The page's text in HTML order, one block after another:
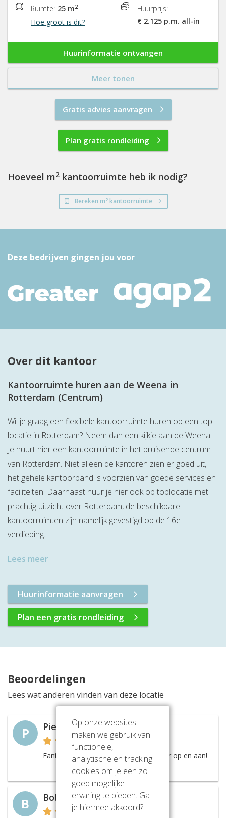
Ruimte: 25 m2
Hoe groot is dit?
Huurprijs:
€ 2.125 p.m. all-in
Huurinformatie ontvangen
Meer tonen
Gratis advies aanvragen
Plan gratis rondleiding
Hoeveel m2 kantoorruimte heb ik nodig?
Bereken m2kantoorruimte
Deze bedrijven gingen jou voor
Over dit kantoor
Kantoorruimte huren aan de Weena in
Rotterdam (Centrum)
Wil je graag een flexibele kantoorruimte huren op een top
locatie in Rotterdam? Neem dan een kijkje aan de Weena.
Je huurt hier een kantoorruimte in het bruisende centrum
van Rotterdam. Niet alleen de kantoren zien er goed uit,
het gehele kantoorpand is voorzien van goede services en
faciliteiten. Daarnaast huur je hier ook op toplocatie met
prachtig uitzicht over Rotterdam, de beschikbare
kantoorruimten zijn namelijk gevestigd op de 16e
verdieping.
Lees meer
Huurinformatie aanvragen
Plan een gratis rondleiding
Beoordelingen
Lees wat anderen vinden van deze locatie
P Pieter F.
Fantastisch kantoorgebouw, alles zit er op en aan!
B Bob R.
Op onze websites
maken we gebruik van
functionele,
analytische en tracking
cookies om je een zo
goed mogelijke
ervaring te bieden. Ga
je hiermee akkoord?